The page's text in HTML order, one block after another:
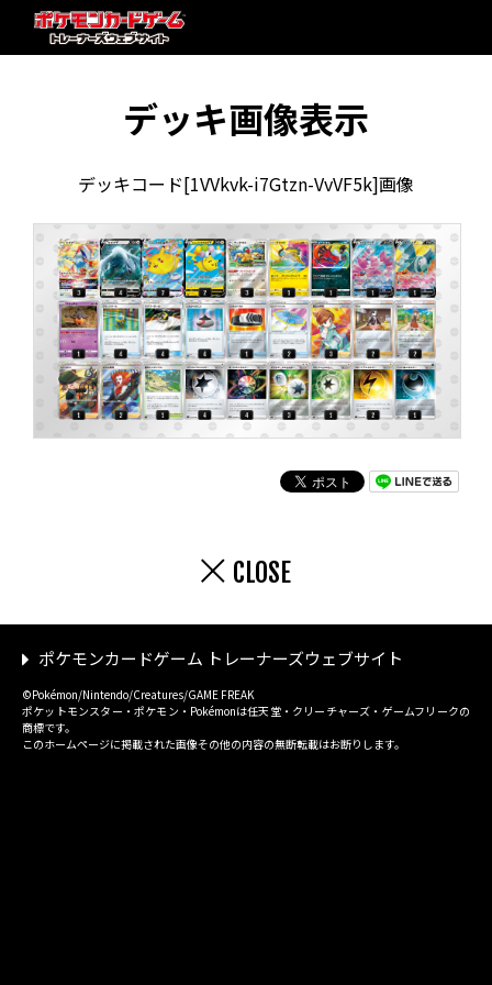
デッキ画像表示
デッキコード[1VVkvk-i7Gtzn-VvVF5k]画像
CLOSE
ポケモンカードゲーム トレーナーズウェブサイト
©Pokémon/Nintendo/Creatures/GAME FREAK
ポケットモンスター・ポケモン・Pokémonは任天堂・クリーチャーズ・ゲームフリークの
商標です。
このホームページに掲載された画像その他の内容の無断転載はお断りします。